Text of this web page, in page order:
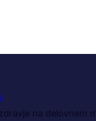
na delovnem